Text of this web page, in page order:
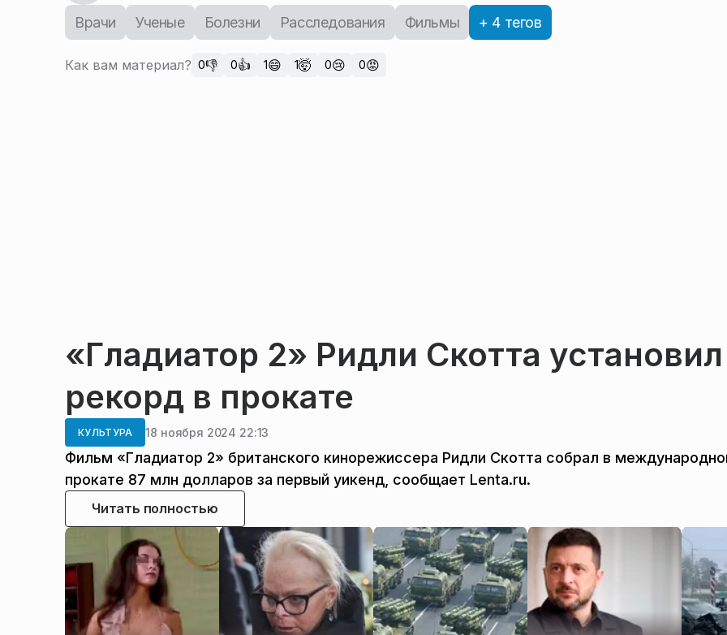
Врачи Ученые Болезни Расследования Фильмы + 4 тегов
Как вам материал? 0👎 0👍 1😄 1🤯 0😢 0😡
«Гладиатор 2» Ридли Скотта установил
рекорд в прокате
КУЛЬТУРА 18 ноября 2024 22:13
Фильм «Гладиатор 2» британского кинорежиссера Ридли Скотта собрал в
прокате 87 млн долларов за первый уикенд, сообщает Lenta.ru.
Читать полностью